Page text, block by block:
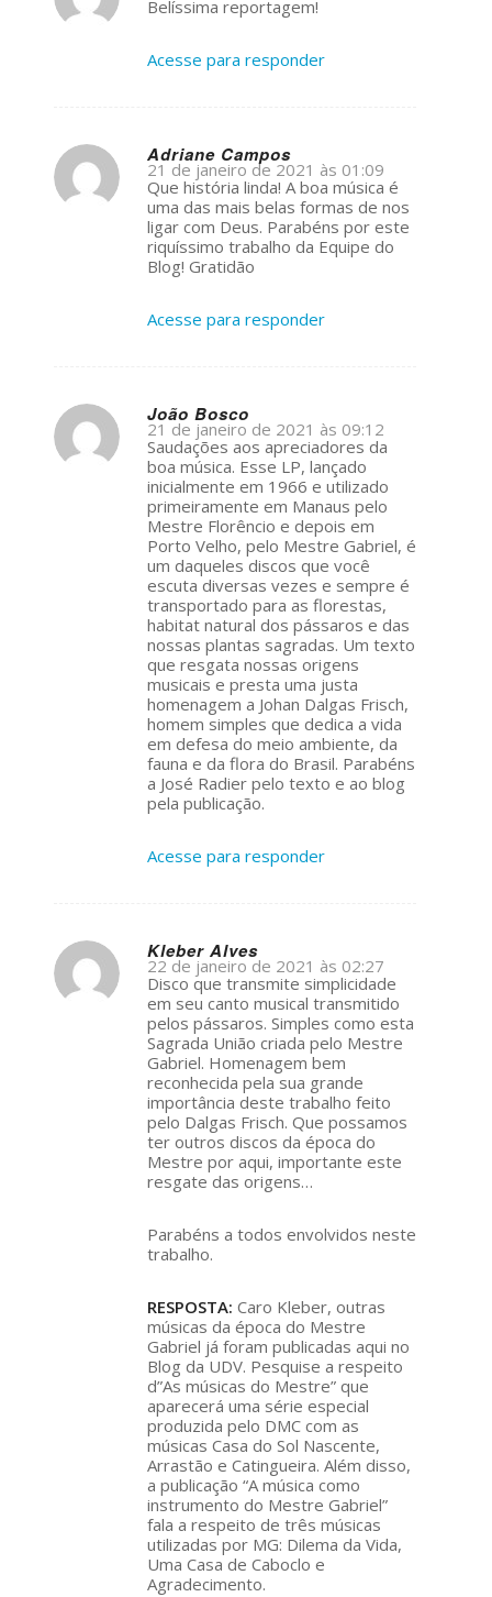
ays:
Belíssima reportagem!
Acesse para responder
Adriane Campos
s
ays:
21 de janeiro de 2021 às 01:09
Que história linda! A boa música é
uma das mais belas formas de nos
ligar com Deus. Parabéns por este
riquíssimo trabalho da Equipe do
Blog! Gratidão
Acesse para responder
João Bosco
s
ays:
21 de janeiro de 2021 às 09:12
Saudações aos apreciadores da
boa música. Esse LP, lançado
inicialmente em 1966 e utilizado
primeiramente em Manaus pelo
Mestre Florêncio e depois em
Porto Velho, pelo Mestre Gabriel, é
um daqueles discos que você
escuta diversas vezes e sempre é
transportado para as florestas,
habitat natural dos pássaros e das
nossas plantas sagradas. Um texto
que resgata nossas origens
musicais e presta uma justa
homenagem a Johan Dalgas Frisch,
homem simples que dedica a vida
em defesa do meio ambiente, da
fauna e da flora do Brasil. Parabéns
a José Radier pelo texto e ao blog
pela publicação.
Acesse para responder
Kleber Alves
s
ays:
22 de janeiro de 2021 às 02:27
Disco que transmite simplicidade
em seu canto musical transmitido
pelos pássaros. Simples como esta
Sagrada União criada pelo Mestre
Gabriel. Homenagem bem
reconhecida pela sua grande
importância deste trabalho feito
pelo Dalgas Frisch. Que possamos
ter outros discos da época do
Mestre por aqui, importante este
resgate das origens…
Parabéns a todos envolvidos neste
trabalho.
RESPOSTA: Caro Kleber, outras
músicas da época do Mestre
Gabriel já foram publicadas aqui no
Blog da UDV. Pesquise a respeito
d”As músicas do Mestre” que
aparecerá uma série especial
produzida pelo DMC com as
músicas Casa do Sol Nascente,
Arrastão e Catingueira. Além disso,
a publicação “A música como
instrumento do Mestre Gabriel”
fala a respeito de três músicas
utilizadas por MG: Dilema da Vida,
Uma Casa de Caboclo e
Agradecimento.